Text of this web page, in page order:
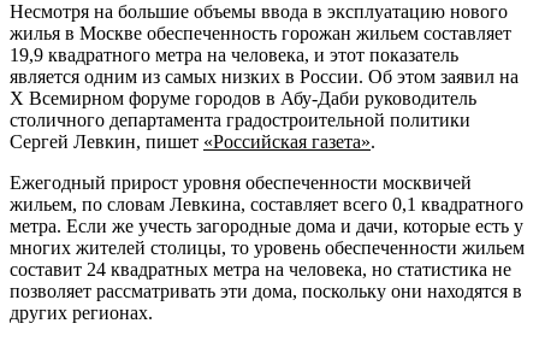
Несмотря на большие объемы ввода в эксплуатацию нового
жилья в Москве обеспеченность горожан жильем составляет
19,9 квадратного метра на человека, и этот показатель
является одним из самых низких в России. Об этом заявил на
X Всемирном форуме городов в Абу-Даби руководитель
столичного департамента градостроительной политики
Сергей Левкин, пишет «Российская газета».
Ежегодный прирост уровня обеспеченности москвичей
жильем, по словам Левкина, составляет всего 0,1 квадратного
метра. Если же учесть загородные дома и дачи, которые есть у
многих жителей столицы, то уровень обеспеченности жильем
составит 24 квадратных метра на человека, но статистика не
позволяет рассматривать эти дома, поскольку они находятся в
других регионах.